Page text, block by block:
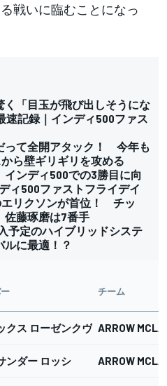
戦いに臨むことになっ
「目玉が飛び出しそうにな
記録｜インディ500ファス
って全開アタック！ 今年も
ら壁ギリギリを攻める
ンディ500での3勝目に向
ィ500ファストフライデイ
リクソンが首位！ チッ
佐藤琢磨は7番手
予定のハイブリッドシステ
ルに最適！？
チーム
クス ローゼンクヴィスト
ARROW
ンダー ロッシ ARROW